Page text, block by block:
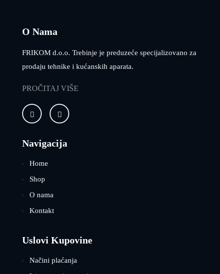
O Nama
FRIKOM d.o.o. Trebinje je preduzeće specijalizovano za
prodaju tehnike i kućanskih aparata.
PROČITAJ VIŠE
Navigacija
Home
Shop
O nama
Kontakt
Uslovi Kupovine
Načini plaćanja